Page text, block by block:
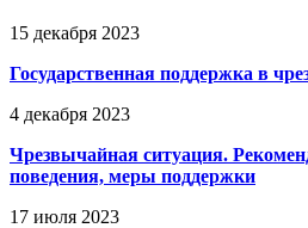
15 декабря 2023
Государственная поддержка в
4 декабря 2023
Чрезвычайная ситуация.
поведения, меры поддержки
17 июля 2023